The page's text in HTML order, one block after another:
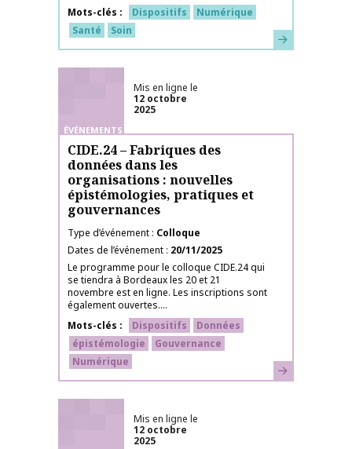
Mots-clés
Dispositifs
Numérique
Santé
Soin En savoir plus
ÉVÉNEMENTS
Mis en ligne le
12 octobre
2025
CIDE.24 – Fabriques des
données dans les
organisations : nouvelles
épistémologies, pratiques et
gouvernances
Type d’événement Colloque
Dates de l’événement 20/11/2025
Le programme pour le colloque CIDE.24 qui
se tiendra à Bordeaux les 20 et 21
novembre est en ligne. Les inscriptions sont
également ouvertes....
Mots-clés
Dispositifs
Données
épistémologie
Gouvernance
Numérique
En savoir plus
Mis en ligne le
12 octobre
2025